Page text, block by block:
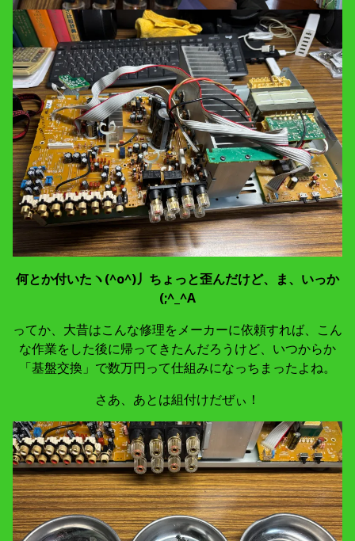
何とか付いたヽ(^o^)丿ちょっと歪んだけど、ま、いっか
(;^_^A
ってか、大昔はこんな修理をメーカーに依頼すれば、こん
な作業をした後に帰ってきたんだろうけど、いつからか
「基盤交換」で数万円って仕組みになっちまったよね。
さあ、あとは組付けだぜぃ！